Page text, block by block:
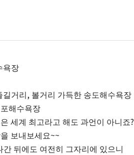
욕장
거리, 볼거리 가득한 송도해수욕장
해수욕장
세계 최고라고 해도 과언이 아니죠?
보내보세요~~
뒤에도 여전히 그자리에 있으니